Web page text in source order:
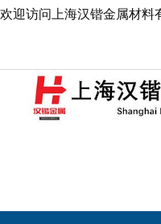
欢迎访问上海汉锴金属材料